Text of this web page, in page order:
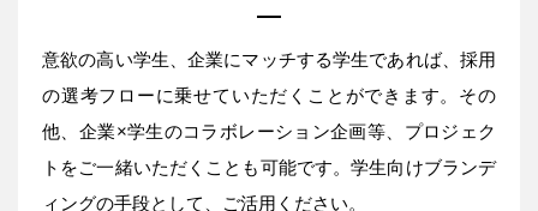
意欲の高い学生、企業にマッチする学生であれば、採用
の選考フローに乗せていただくことができます。その
他、企業×学生のコラボレーション企画等、プロジェク
トをご一緒いただくことも可能です。学生向けブランデ
ィングの手段として、ご活用ください。